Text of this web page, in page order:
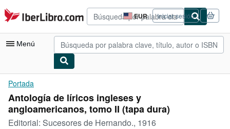
Pasar al contenido principal
IberLibro.com EUR
Preferencias
de
compra
del
Iniciar sesión
Menú
Mi cuenta
Consultar mis pedidos
Búsqueda avanzada
Portada
Antología de líricos ingleses y
angloamericanos, tomo II (tapa dura)
Editorial: Sucesores de Hernando., 1916